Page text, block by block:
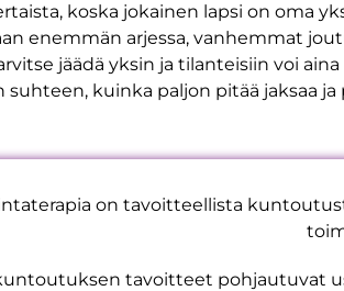
koska jokainen lapsi on oma
enemmän arjessa, vanhemmat
jäädä yksin ja tilanteisiin voi
suhteen, kuinka paljon pitää jaksaa ja
on tavoitteellista
tavoitteet pohjautuvat